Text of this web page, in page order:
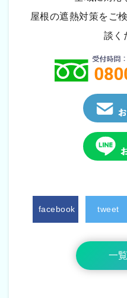
屋根の遮熱対策をご
談く
facebook tweet
一